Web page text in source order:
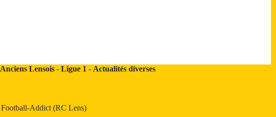
Anciens Lensois- Ligue 1 - Actualités diverses
Football-Addict (RC Lens)